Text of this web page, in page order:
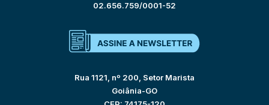
02.656.759/0001-52
Rua 1121, nº 200, Setor Marista
Goiânia-GO